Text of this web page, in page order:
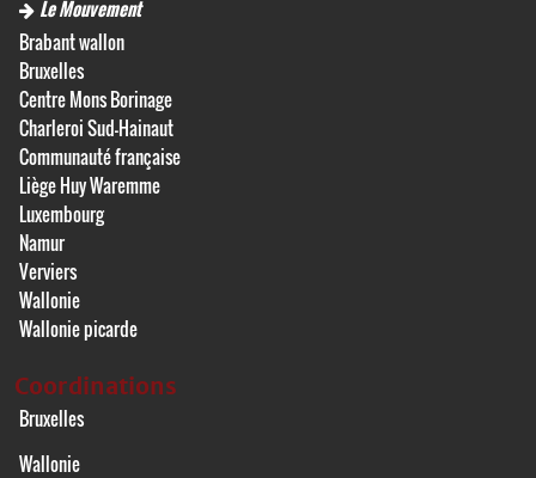
Le Mouvement
Brabant wallon
Bruxelles
Centre Mons Borinage
Charleroi Sud-Hainaut
Communauté française
Liège Huy Waremme
Luxembourg
Namur
Verviers
Wallonie
Wallonie picarde
Coordinations
Bruxelles
Wallonie